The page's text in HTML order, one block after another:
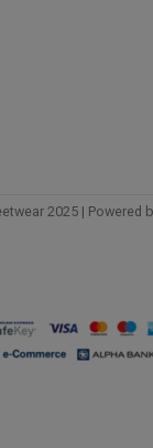
2025 | Powered